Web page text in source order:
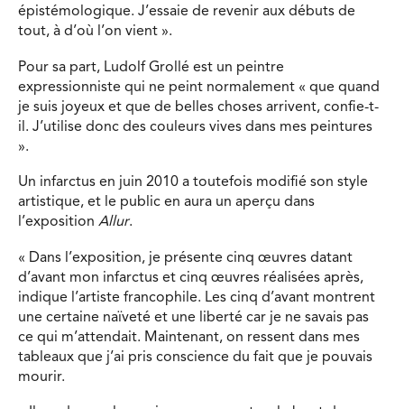
épistémologique. J’essaie de revenir aux débuts de
tout, à d’où l’on vient ».
Pour sa part, Ludolf Grollé est un peintre
expressionniste qui ne peint normalement « que quand
je suis joyeux et que de belles choses arrivent, confie-t-
il. J’utilise donc des couleurs vives dans mes peintures
».
Un infarctus en juin 2010 a toutefois modifié son style
artistique, et le public en aura un aperçu dans
l’exposition Allur.
« Dans l’exposition, je présente cinq œuvres datant
d’avant mon infarctus et cinq œuvres réalisées après,
indique l’artiste francophile. Les cinq d’avant montrent
une certaine naïveté et une liberté car je ne savais pas
ce qui m’attendait. Maintenant, on ressent dans mes
tableaux que j’ai pris conscience du fait que je pouvais
mourir.